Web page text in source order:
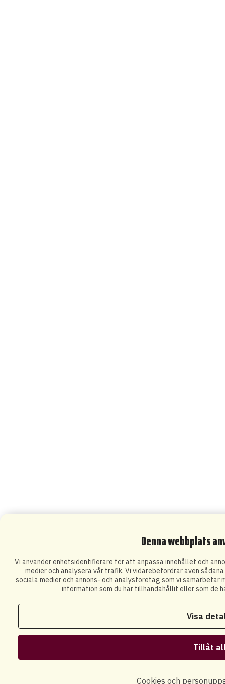
Denna webbplats
Vi använder enhetsidentifierare för att anpassa innehållet och
medier och analysera vår trafik. Vi vidarebefordrar även
sociala medier och annons- och analysföretag som vi samarbetar
information som du har tillhandahållit eller som de
Visa
Tillåt
Cookies och